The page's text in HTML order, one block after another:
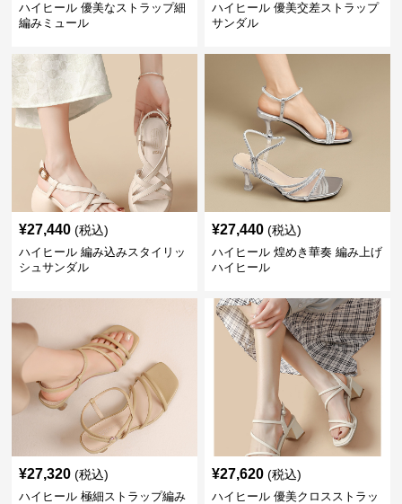
ハイヒール 優美なストラップ細
編みミュール
ハイヒール 優美交差ストラップ
サンダル
¥27,440 (税込)
ハイヒール 編み込みスタイリッ
シュサンダル
¥27,440 (税込)
ハイヒール 煌めき華奏 編み上げ
ハイヒール
¥27,320 (税込)
ハイヒール 極細ストラップ編み
¥27,620 (税込)
ハイヒール 優美クロスストラッ